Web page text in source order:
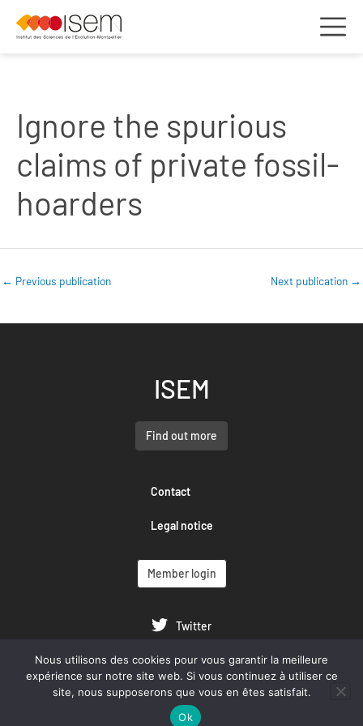
Ignore the spurious
claims of private fossil-
hoarders
← Previous publication Next publication →
ISEM
Find out more
Contact
Legal notice
Member login
Twitter
Google Scholar
YouTube
Nous utilisons des cookies pour vous garantir la meilleure
expérience sur notre site web. Si vous continuez à utiliser ce
site, nous supposerons que vous en êtes satisfait.
Ok